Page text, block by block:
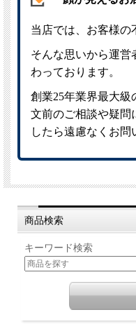
商品検索
キーワード検索